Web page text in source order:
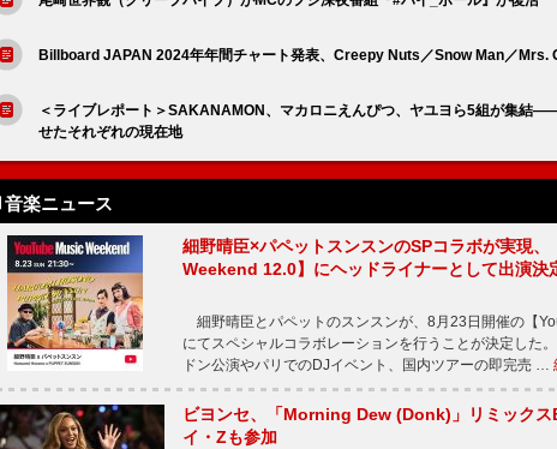
Billboard JAPAN 2024年年間チャート発表、Creepy Nuts／Snow Man／Mrs.
＜ライブレポート＞SAKANAMON、マカロニえんぴつ、ヤユヨら5組が集結
せたそれぞれの現在地
音楽ニュース
細野晴臣×パペットスンスンのSPコラボが実現
Weekend 12.0】にヘッドライナーとして出演決
細野晴臣とパペットのスンスンが、8月23日開催の【
にてスペシャルコラボレーションを行うことが決定し
ドン公演やパリでのDJイベント、国内ツアーの即完売 …
ビヨンセ、「Morning Dew (Donk)」リミック
イ・Zも参加